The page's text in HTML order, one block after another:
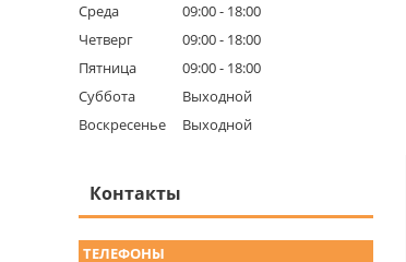
Среда
09:00
18:00
Четверг
09:00
18:00
Пятница
09:00
18:00
Суббота
Выходной
Воскресенье
Выходной
Контакты